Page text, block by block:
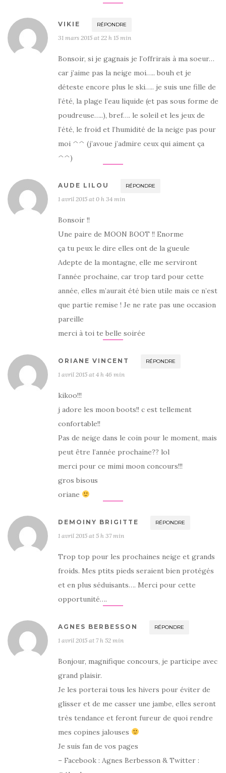
VIKIE RÉPONDRE
31 mars 2015 at 22 h 15 min
Bonsoir, si je gagnais je l’offrirais à ma soeur…
car j’aime pas la neige moi….. bouh et je
déteste encore plus le ski….. je suis une fille de
l’été, la plage l’eau liquide (et pas sous forme de
poudreuse…..), bref…. le soleil et les jeux de
l’été, le froid et l’humidité de la neige pas pour
moi ^^ (j’avoue j’admire ceux qui aiment ça
^^)
AUDE LILOU RÉPONDRE
1 avril 2015 at 0 h 34 min
Bonsoir !!
Une paire de MOON BOOT !! Enorme
ça tu peux le dire elles ont de la gueule
Adepte de la montagne, elle me serviront
l’année prochaine, car trop tard pour cette
année, elles m’aurait été bien utile mais ce n’est
que partie remise ! Je ne rate pas une occasion
pareille
merci à toi te belle soirée
ORIANE VINCENT RÉPONDRE
1 avril 2015 at 4 h 46 min
kikoo!!!
j adore les moon boots!! c est tellement
confortable!!
Pas de neige dans le coin pour le moment, mais
peut être l’année prochaine?? lol
merci pour ce mimi moon concours!!!
gros bisous
oriane
DEMOINY BRIGITTE RÉPONDRE
1 avril 2015 at 5 h 37 min
Trop top pour les prochaines neige et grands
froids. Mes ptits pieds seraient bien protégés
et en plus séduisants…. Merci pour cette
opportunité….
AGNES BERBESSON RÉPONDRE
1 avril 2015 at 7 h 52 min
Bonjour, magnifique concours, je participe avec
grand plaisir.
Je les porterai tous les hivers pour éviter de
glisser et de me casser une jambe, elles seront
très tendance et feront fureur de quoi rendre
mes copines jalouses
Je suis fan de vos pages
– Facebook : Agnes Berbesson & Twitter :